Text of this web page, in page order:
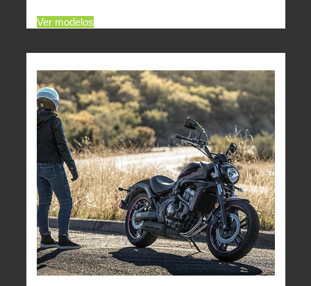
Ver modelos